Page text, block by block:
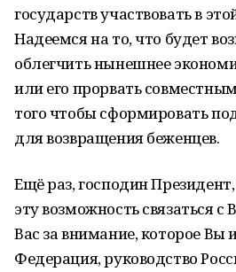
государств участвовать в
Надеемся на то, что будет
облегчить нынешнее
или его прорвать
того чтобы сформировать
для возвращения беженцев.
Ещё раз, господин
эту возможность связаться
Вас за внимание, которое Вы
Федерация, руководство